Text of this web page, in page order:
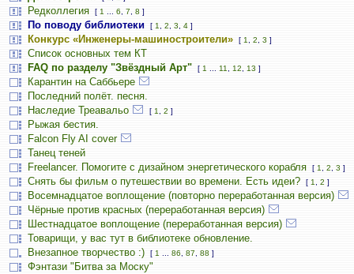
Редколлегия [ 1 6 7 8 ]
По поводу библиотеки [ 1 2 3 4 ]
Конкурс «Инженеры-машиностроители» [ 1 2 3 ]
Список основных тем КТ
FAQ по разделу "Звёздный Арт"
[ 1 11 12 13 ]
Карантин на Саббьере
Последний полёт. песня.
Наследие Треавальо
[ 1 2 ]
Рыжая бестия.
Falcon Fly AI cover
Танец теней
Freelancer. Помогите с дизайном энергетического корабля
[ 1 2 3 ]
Снять бы фильм о путешествии во времени. Есть идеи? [ 1 2 ]
Восемнадцатое воплощение (повторно переработанная версия)
Чёрные против красных (переработанная версия)
Шестнадцатое воплощение (переработанная версия)
Товарищи, у вас тут в библиотеке обновление.
Внезапное творчество :)
[ 1 86 87 88 ]
Фэнтази "Битва за Моску"